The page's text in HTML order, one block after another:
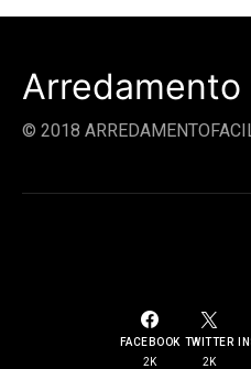
© 2018
FACEBOOK
2K
TWITTER
2K